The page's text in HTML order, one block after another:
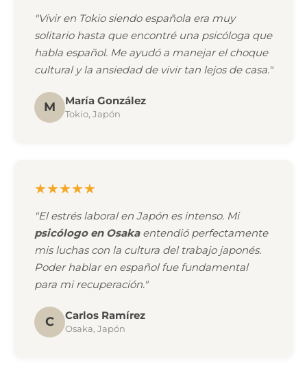
"Vivir en Tokio siendo española era muy
solitario hasta que encontré una psicóloga que
habla español. Me ayudó a manejar el choque
cultural y la ansiedad de vivir tan lejos de casa."
M María González
Tokio, Japón
★★★★★
"El estrés laboral en Japón es intenso. Mi
psicólogo en Osakaentendió perfectamente
mis luchas con la cultura del trabajo japonés.
Poder hablar en español fue fundamental
para mi recuperación."
C Carlos Ramírez
Osaka, Japón